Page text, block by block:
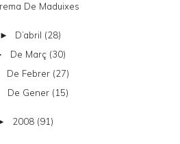
De Maduixes
► D’abril (28)
De Març (30)
De Febrer (27)
De Gener (15)
2008 (91)